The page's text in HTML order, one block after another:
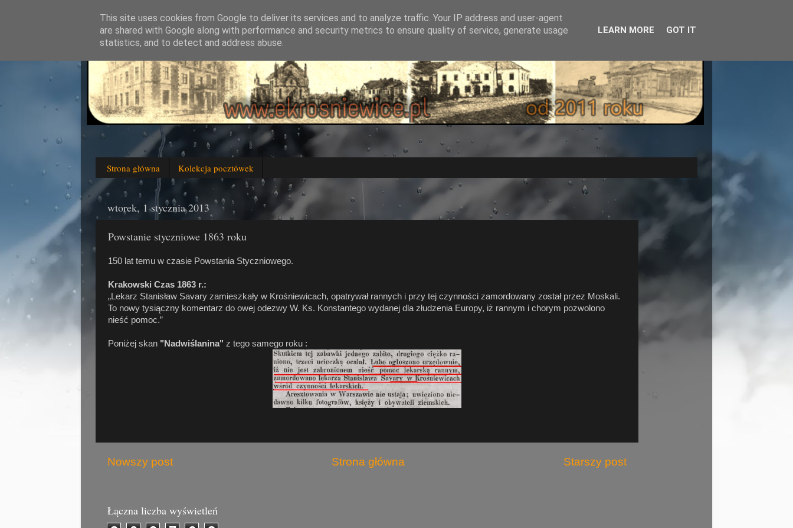
Strona główna Kolekcja pocztówek
wtorek, 1 stycznia 2013
Powstanie styczniowe 1863 roku
150 lat temu w czasie Powstania Styczniowego.
Krakowski Czas 1863 r.:
„Lekarz Stanisław Savary zamieszkały w Krośniewicach, opatrywał rannych i przy tej czynności zamordowany został przez Moskali.
To nowy tysiączny komentarz do owej odezwy W. Ks. Konstantego wydanej dla złudzenia Europy, iż rannym i chorym pozwolono
nieść pomoc.”
Poniżej skan "Nadwiślanina" z tego samego roku :
Nowszy post Starszy post
Strona główna
Łączna liczba wyświetleń
This site uses cookies from Google to deliver its services and to analyze traffic. Your IP address and user-agent
are shared with Google along with performance and security metrics to ensure quality of service, generate usage
statistics, and to detect and address abuse.
LEARN MORE GOT IT